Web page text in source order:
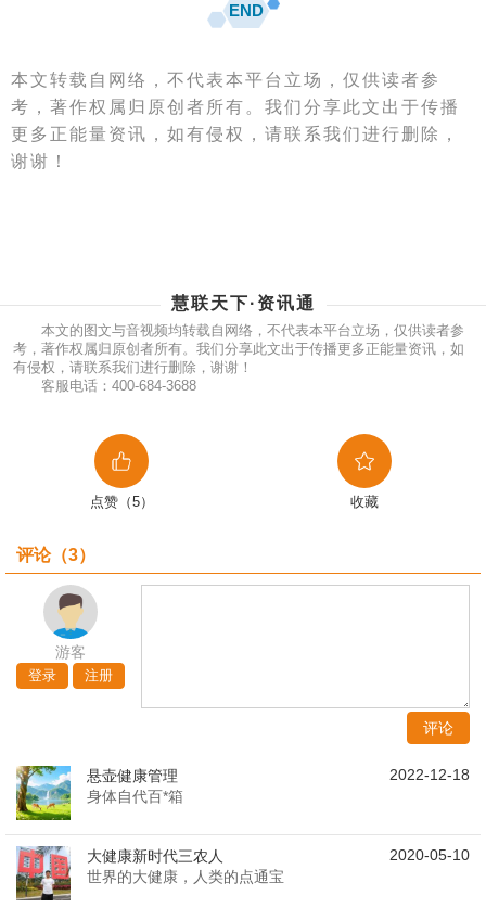
END
本文转载自网络，不代表本平台立场，仅供读者参
考，著作权属归原创者所有。我们分享此文出于传播
更多正能量资讯，如有侵权，请联系我们进行删除，
谢谢！
慧联天下·资讯通
本文的图文与音视频均转载自网络，不代表本平台立场，仅供读者参
考，著作权属归原创者所有。我们分享此文出于传播更多正能量资讯，如
有侵权，请联系我们进行删除，谢谢！
客服电话：400-684-3688
点赞（5） 收藏
评论（3）
游客
登录 注册
评论
悬壶健康管理
2022-12-18
身体自代百*箱
大健康新时代三农人
2020-05-10
世界的大健康，人类的点通宝